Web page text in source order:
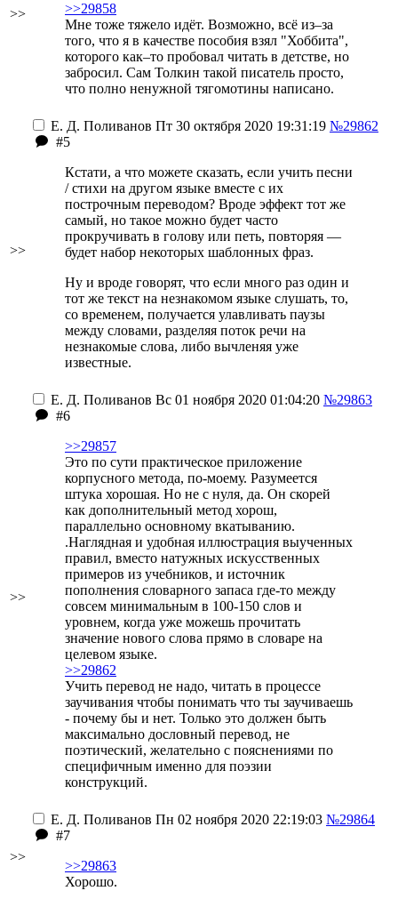
>>
>>29858
Мне тоже тяжело идёт. Возможно, всё из–за
того, что я в качестве пособия взял "Хоббита",
которого как–то пробовал читать в детстве, но
забросил. Сам Толкин такой писатель просто,
что полно ненужной тягомотины написано.
>>
Е. Д. Поливанов Пт 30 октября 2020 19:31:19 №29862
#5
Кстати, а что можете сказать, если учить песни
/ стихи на другом языке вместе с их
построчным переводом? Вроде эффект тот же
самый, но такое можно будет часто
прокручивать в голову или петь, повторяя —
будет набор некоторых шаблонных фраз.
Ну и вроде говорят, что если много раз один и
тот же текст на незнакомом языке слушать, то,
со временем, получается улавливать паузы
между словами, разделяя поток речи на
незнакомые слова, либо вычленяя уже
известные.
>>
Е. Д. Поливанов Вс 01 ноября 2020 01:04:20 №29863
#6
>>29857
Это по сути практическое приложение
корпусного метода, по-моему. Разумеется
штука хорошая. Но не с нуля, да. Он скорей
как дополнительный метод хорош,
параллельно основному вкатыванию.
.Наглядная и удобная иллюстрация выученных
правил, вместо натужных искусственных
примеров из учебников, и источник
пополнения словарного запаса где-то между
совсем минимальным в 100-150 слов и
уровнем, когда уже можешь прочитать
значение нового слова прямо в словаре на
целевом языке.
>>29862
Учить перевод не надо, читать в процессе
заучивания чтобы понимать что ты заучиваешь
- почему бы и нет. Только это должен быть
максимально дословный перевод, не
поэтический, желательно с пояснениями по
специфичным именно для поэзии
конструкций.
>>
Е. Д. Поливанов Пн 02 ноября 2020 22:19:03 №29864
#7
>>29863
Хорошо.